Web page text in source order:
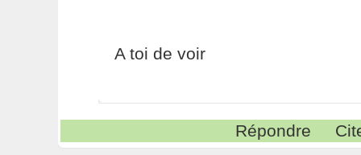
A toi de voir
Répondre